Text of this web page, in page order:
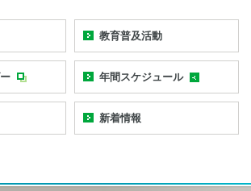
教育普及活動
年間スケジュール
新着情報